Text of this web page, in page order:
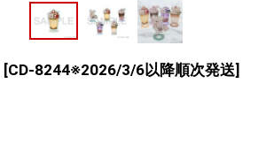
[CD-8244※2026/3/6以降順次発送]